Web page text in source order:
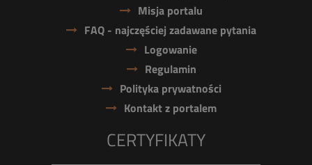
Misja portalu
FAQ - najczęściej zadawane pytania
Logowanie
Regulamin
Polityka prywatności
Kontakt z portalem
CERTYFIKATY